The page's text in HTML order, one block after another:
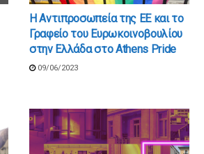
Η Αντιπροσωπεία της ΕΕ και το
Γραφείο του Ευρωκοινοβουλίου
στην Ελλάδα στο Athens Pride
09/06/2023